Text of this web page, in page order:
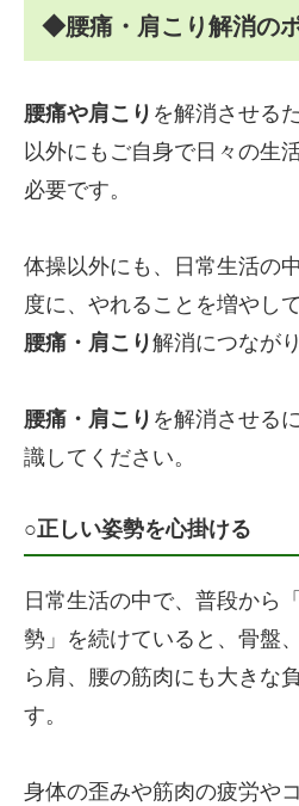
◆腰痛・肩こり解消の
腰痛や肩こり を解消させる
以外にもご自身で日々の生
必要です。
体操以外にも、日常生活の
度に、やれることを増やし
腰痛・肩こり解消につなが
腰痛・肩こり を解消させる
識してください。
○正しい姿勢を心掛ける
日常生活の中で、普段から
勢」を続けていると、骨盤
ら肩、腰の筋肉にも大きな
す。
身体の歪みや筋肉の疲労や